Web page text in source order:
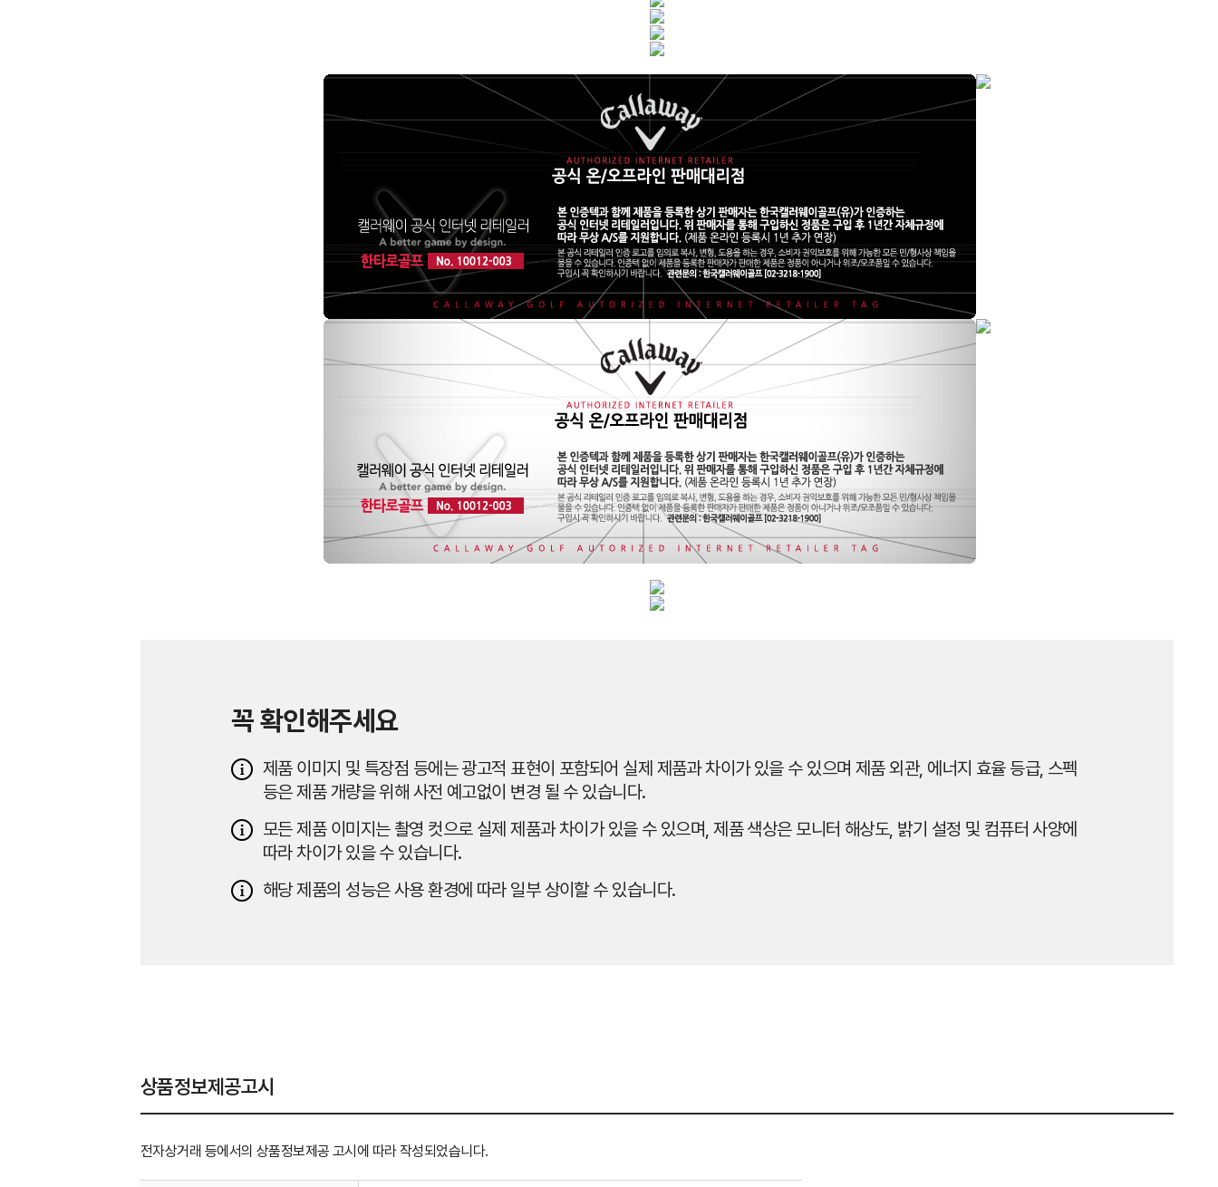
꼭 확인해주세요
제품 이미지 및 특장점 등에는 광고적 표현이 포함되어 실제 제품과 차이가 있을 수 있으며 제품 외관, 에너지 효율 등급, 스펙
등은 제품 개량을 위해 사전 예고없이 변경 될 수 있습니다.
모든 제품 이미지는 촬영 컷으로 실제 제품과 차이가 있을 수 있으며, 제품 색상은 모니터 해상도, 밝기 설정 및 컴퓨터 사양에
따라 차이가 있을 수 있습니다.
해당 제품의 성능은 사용 환경에 따라 일부 상이할 수 있습니다.
상품정보제공고시
전자상거래 등에서의 상품정보제공 고시에 따라 작성되었습니다.